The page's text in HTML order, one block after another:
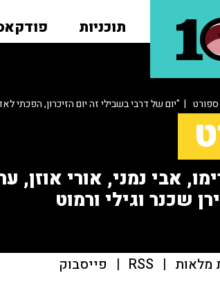
תוכניות
ספורט | "יום של דרבי בשבילי זה יום הזיכרון, הפכתי
אבי נמני, אורי אוזן,
שכנר וגילי ורמוט
מלאות |
RSS
| פייסבוק